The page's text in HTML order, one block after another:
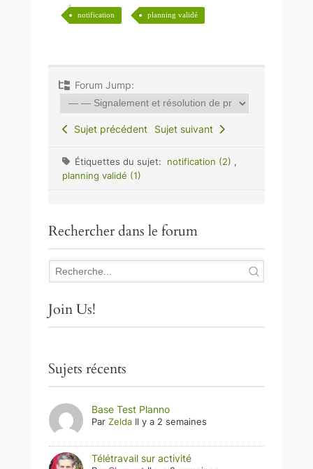
notification planning validé
Forum Jump:
Sujet précédent Sujet suivant
Étiquettes du sujet: notification (2) ,
planning validé (1)
Rechercher dans le forum
Join Us!
Sujets récents
Base Test Planno
ParZelda Il y a 2 semaines
Télétravail sur activité